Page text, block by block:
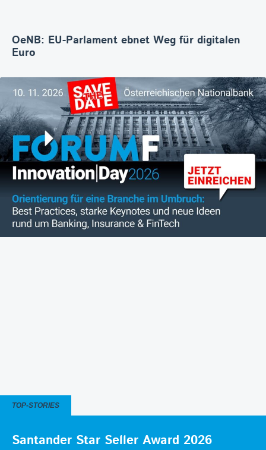
OeNB: EU-Parlament ebnet Weg für digitalen
Euro
TOP-STORIES
Santander Star Seller Award 2026